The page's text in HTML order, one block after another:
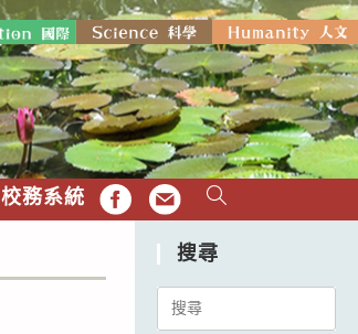
校務系統 FB EMAIL
搜尋
Search